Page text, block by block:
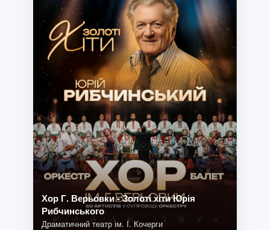
Хор Г. Верьовки - Золоті хіти Юрія
Рибчинського
Драматичний театр ім. І. Кочерги